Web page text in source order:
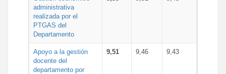
administrativa
realizada por el
PTGAS del
Departamento
Apoyo a la gestión
docente del
departamento por
9,51 9,46 9,43